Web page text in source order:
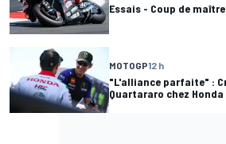
Essais - Coup de
MOTOGP12 h
"L'alliance parfaite" :
Quartararo chez Honda